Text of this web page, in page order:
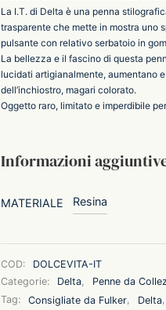
La I.T. di Delta è una penna
trasparente che mette in mostra uno
pulsante con relativo serbatoio in
La bellezza e il fascino di questa
lucidati artigianalmente, aumentano
dell’inchiostro, magari colorato.
Oggetto raro, limitato e imperdibile
Informazioni
MATERIALE Resina
COD:
DOLCEVITA-IT
Categorie:
Delta,
Penne da
Tag:
Consigliate da Fulker, Delta,